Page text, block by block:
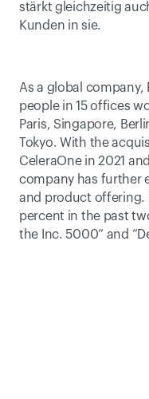
stärkt gleichzeitig
Kunden in sie.
As a global company,
people in 15 offices
Paris, Singapore,
Tokyo. With the
CeleraOne in 2021
company has further
and product offering.
percent in the past
the Inc. 5000” and